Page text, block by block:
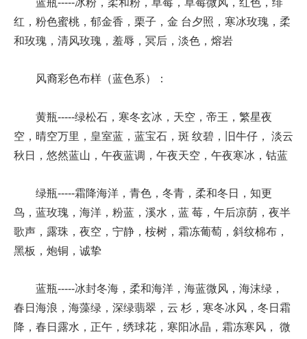
蓝瓶-----冰粉，柔和粉，草莓，草莓微风，红色，绯
红，粉色蜜桃，郁金香，栗子，金 台夕照，寒冰玫瑰，柔
和玫瑰，清风玫瑰，羞辱，冥后，淡色，熔岩
风裔彩色布样（蓝色系）：
黄瓶-----绿松石，寒冬玄冰，天空，帝王，繁星夜
空，晴空万里，皇室蓝，蓝宝石，斑 纹碧，旧牛仔， 淡云
秋日，悠然蓝山，午夜蓝调，午夜天空，午夜寒冰，钴蓝
绿瓶-----霜降海洋，青色，冬青，柔和冬日，知更
鸟，蓝玫瑰，海洋，粉蓝，溪水，蓝 莓，午后凉荫，夜半
歌声，露珠，夜空，宁静，桉树，霜冻葡萄，斜纹棉布，
黑板，炮铜，诚挚
蓝瓶-----冰封冬海，柔和海洋，海蓝微风，海沫绿，
春日海浪，海藻绿，深绿翡翠，云 杉，寒冬冰风，冬日霜
降，春日露水，正午，绣球花，寒阳冰晶，霜冻寒风， 微